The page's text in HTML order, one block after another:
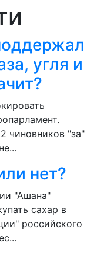
угля и
чиновников "за"
нет?
"Ашана"
сахар в
российского